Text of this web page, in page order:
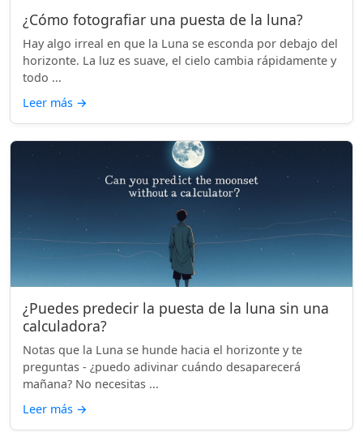
¿Cómo fotografiar una puesta de la luna?
Hay algo irreal en que la Luna se esconda por debajo del
horizonte. La luz es suave, el cielo cambia rápidamente y
todo ...
Leer más →
¿Puedes predecir la puesta de la luna sin una
calculadora?
Notas que la Luna se hunde hacia el horizonte y te
preguntas - ¿puedo adivinar cuándo desaparecerá
mañana? No necesitas ...
Leer más →